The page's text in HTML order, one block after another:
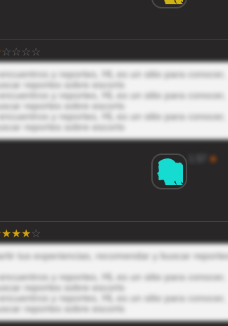
y reportes, HL es un sitio para conocer,
reportes sobre escorts
y reportes, HL es un sitio para conocer,
reportes sobre escorts
y reportes, HL es un sitio para conocer,
reportes sobre escorts
★
tus experiencias, recomendar y buscar reportes
y reportes, HL es un sitio para conocer,
reportes sobre escorts
y reportes, HL es un sitio para conocer,
reportes sobre escorts